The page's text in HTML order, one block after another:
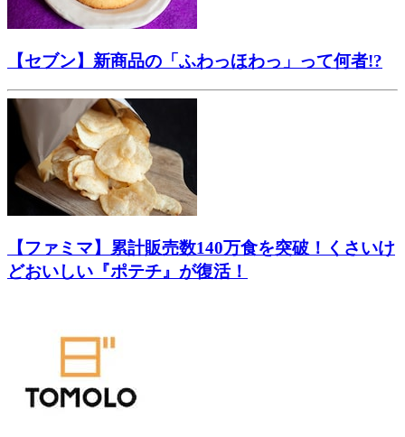
【セブン】新商品の「ふわっほわっ」って何者!?
【ファミマ】累計販売数140万食を突破！くさいけ
どおいしい『ポテチ』が復活！